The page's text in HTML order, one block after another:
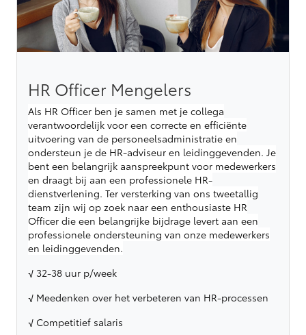
HR Officer Mengelers
Als HR Officer ben je samen met je collega
verantwoordelijk voor een correcte en efficiënte
uitvoering van de personeelsadministratie en
ondersteun je de HR-adviseur en leidinggevenden. Je
bent een belangrijk aanspreekpunt voor medewerkers
en draagt bij aan een professionele HR-
dienstverlening. Ter versterking van ons tweetallig
team zijn wij op zoek naar een enthousiaste HR
Officer die een belangrijke bijdrage levert aan een
professionele ondersteuning van onze medewerkers
en leidinggevenden.
√ 32-38 uur p/week
√ Meedenken over het verbeteren van HR-processen
√ Competitief salaris